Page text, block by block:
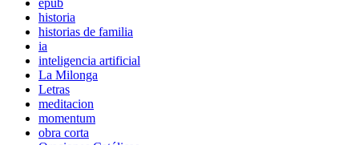
epub
historia
historias de familia
ia
inteligencia artificial
La Milonga
Letras
meditacion
momentum
obra corta